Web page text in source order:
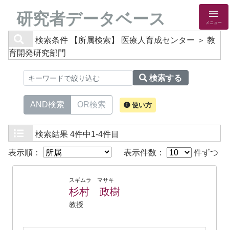
研究者データベース メニュー
検索条件
【所属検索】 医療人育成センター ＞ 教
育開発研究部門
検索する
AND検索 OR検索 使い方
検索結果 4件中1-4件目
表示順： 表示件数： 件ずつ
スギムラ マサキ
杉村 政樹
教授